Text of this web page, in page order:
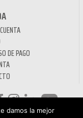
DE PAGO
damos la mejor